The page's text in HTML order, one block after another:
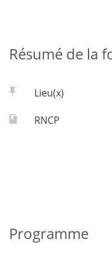
Résumé de la
Lieu(x)
RNCP
Programme